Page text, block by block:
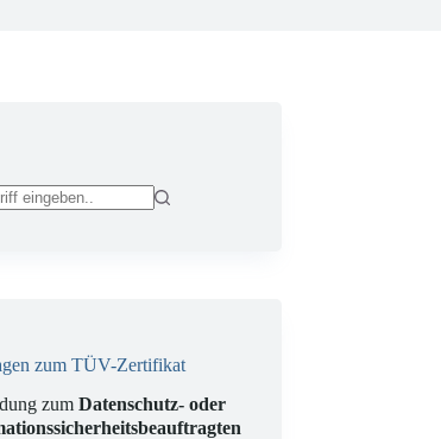
zum TÜV-Zertifikat
zumDatenschutz- oder